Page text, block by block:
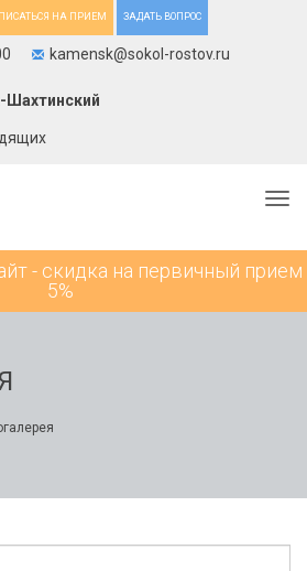
НА ПРИЕМ ЗАДАТЬ ВОПРОС
kamensk@sokol-rostov.ru
Шахтинский
- скидка на первичный прием
5%